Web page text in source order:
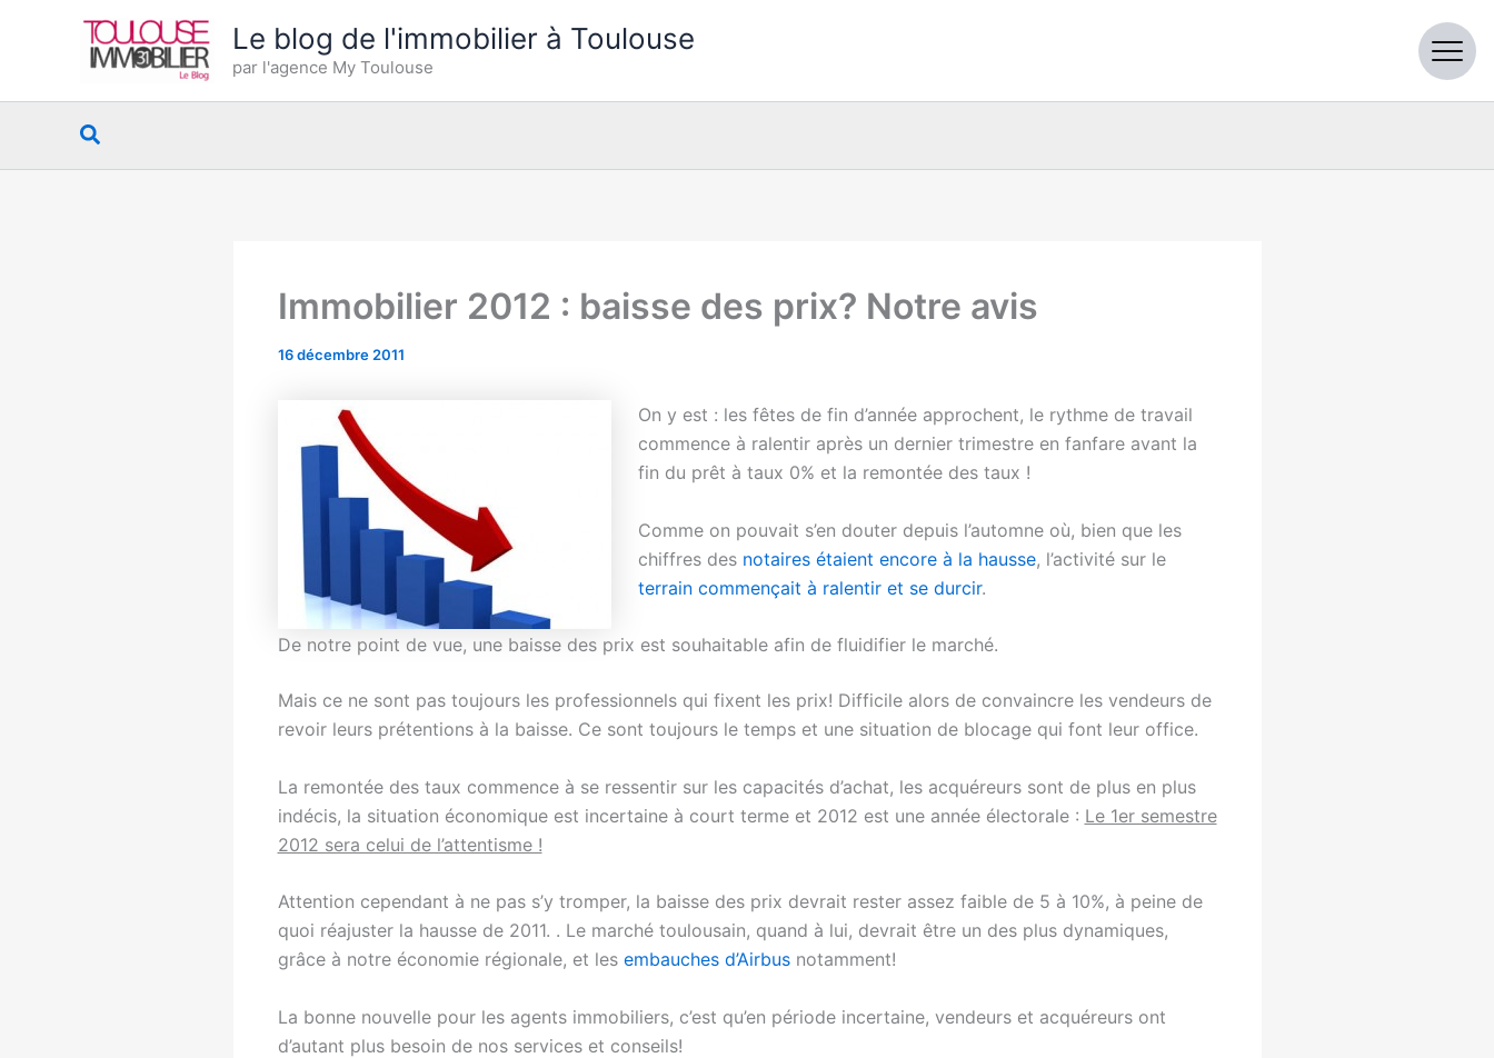
Le blog de l'immobilier à Toulouse
par l'agence My Toulouse
Rechercher
Immobilier 2012 : baisse des prix? Notre avis
16 décembre 2011
On y est : les fêtes de fin d’année approchent, le rythme de travail
commence à ralentir après un dernier trimestre en fanfare avant la
fin du prêt à taux 0% et la remontée des taux !
Comme on pouvait s’en douter depuis l’automne où, bien que les
chiffres desnotaires étaient encore à la hausse, l’activité sur le
terrain commençait à ralentir et se durcir.
De notre point de vue, une baisse des prix est souhaitable afin de fluidifier le marché.
Mais ce ne sont pas toujours les professionnels qui fixent les prix! Difficile alors de convaincre les vendeurs de
revoir leurs prétentions à la baisse. Ce sont toujours le temps et une situation de blocage qui font leur office.
La remontée des taux commence à se ressentir sur les capacités d’achat, les acquéreurs sont de plus en plus
indécis, la situation économique est incertaine à court terme et 2012 est une année électorale : Le 1er semestre
2012 sera celui de l’attentisme !
Attention cependant à ne pas s’y tromper, la baisse des prix devrait rester assez faible de 5 à 10%, à peine de
quoi réajuster la hausse de 2011. . Le marché toulousain, quand à lui, devrait être un des plus dynamiques,
grâce à notre économie régionale, et les embauches d’Airbusnotamment!
La bonne nouvelle pour les agents immobiliers, c’est qu’en période incertaine, vendeurs et acquéreurs ont
d’autant plus besoin de nos services et conseils!